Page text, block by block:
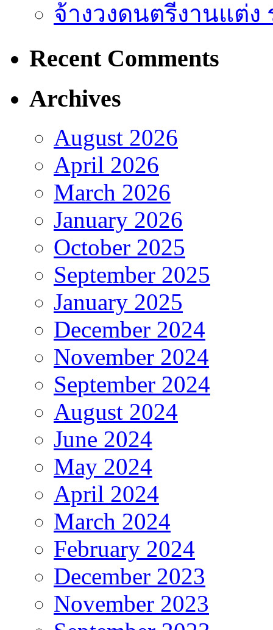
จ้างวงดนตรีงานแต่ง
Recent Comments
Archives
August 2026
April 2026
March 2026
January 2026
October 2025
September 2025
January 2025
December 2024
November 2024
September 2024
August 2024
June 2024
May 2024
April 2024
March 2024
February 2024
December 2023
November 2023